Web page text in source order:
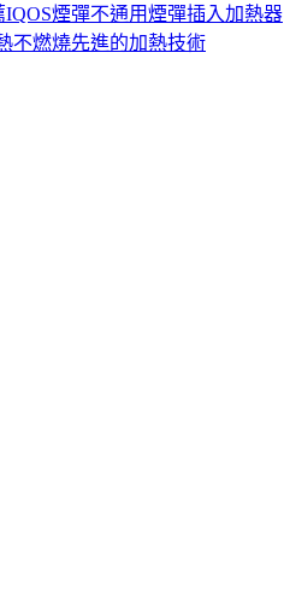
煙彈不通用煙彈插入加熱器
不燃燒先進的加熱技術